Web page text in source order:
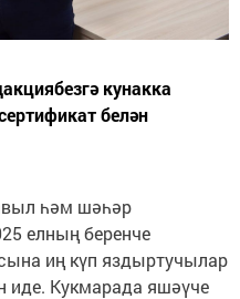
кунакка
белән
һәм шәһәр
елның беренче
иң күп яздыртучылар
иде. Кукмарада яшәүче